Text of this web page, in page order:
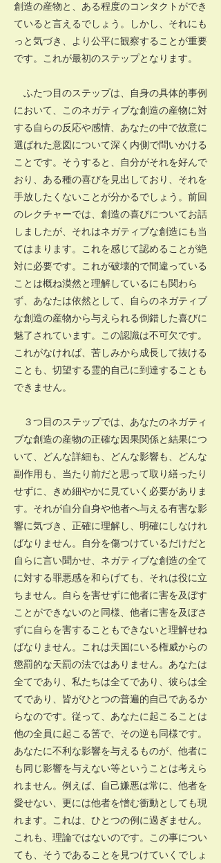
創造の産物と、ある程度のコンタクトができ
ていると言えるでしょう。しかし、それにも
っと気づき、より公平に観察することが重要
です。これが最初のステップとなります。
ふたつ目のステップは、自身の具体的事例
において、このネガティブな創造の産物に対
する自らの反応や感情、あなたの中で故意に
選ばれた意図について深く内側で問いかける
ことです。そうすると、自分がそれを好んで
おり、ある種の喜びを見出しており、それを
手放したくないことが分かるでしょう。前回
のレクチャーでは、創造の喜びについてお話
しましたが、それはネガティブな創造にも当
てはまります。これを感じて認めることが絶
対に必要です。これが破壊的で間違っている
ことは概ね漠然と理解しているにも関わら
ず、あなたは依然として、自らのネガティブ
な創造の産物から与えられる倒錯した喜びに
魅了されています。この認識は不可欠です。
これがなければ、苦しみから成長して抜ける
ことも、切望する霊的自己に到達することも
できません。
３つ目のステップでは、あなたのネガティ
ブな創造の産物の正確な因果関係と結果につ
いて、どんな詳細も、どんな影響も、どんな
副作用も、当たり前だと思って取り繕ったり
せずに、きめ細やかに見ていく必要がありま
す。それが自分自身や他者へ与える有害な影
響に気づき、正確に理解し、明確にしなけれ
ばなりません。自分を傷つけているだけだと
自らに言い聞かせ、ネガティブな創造の全て
に対する罪悪感を和らげても、それは役に立
ちません。自らを害せずに他者に害を及ぼす
ことができないのと同様、他者に害を及ぼさ
ずに自らを害することもできないと理解せね
ばなりません。これは天国にいる権威からの
懲罰的な天罰の法ではありません。あなたは
全てであり、私たちは全てであり、彼らは全
てであり、皆がひとつの普遍的自己であるか
らなのです。従って、あなたに起こることは
他の全員に起こる筈で、その逆も同様です。
あなたに不利な影響を与えるものが、他者に
も同じ影響を与えない等ということは考えら
れません。例えば、自己嫌悪は常に、他者を
愛せない、更には他者を憎む衝動としても現
れます。これは、ひとつの例に過ぎません。
これも、理論ではないのです。この事につい
ても、そうであることを見つけていくでしょ